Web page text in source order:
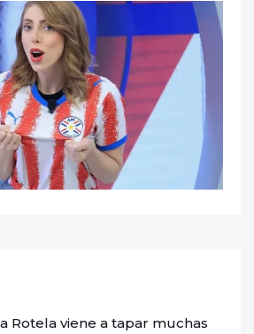
Rotela viene a tapar muchas